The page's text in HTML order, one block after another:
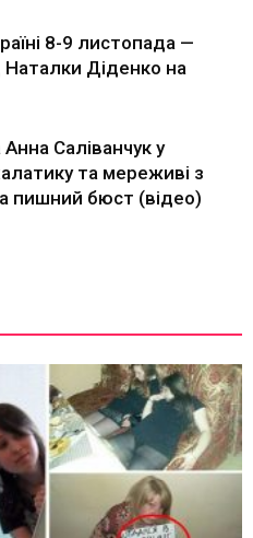
8-9 листопада —
Наталки Діденко на
Саліванчук у
та мереживі з
пишний бюст (відео)